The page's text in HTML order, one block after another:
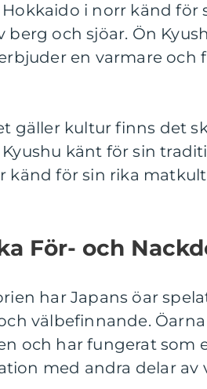
i norr känd för
berg och sjöar. Ön
en varmare och
gäller kultur finns det
känt för sin
känd för sin rika
För- och
har Japans öar
välbefinnande.
och har fungerat som
med andra delar av